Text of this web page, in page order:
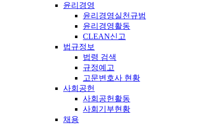
윤리경영
윤리경영실천규범
윤리경영활동
CLEAN신고
법규정보
법령 검색
규정예고
고문변호사 현황
사회공헌
사회공헌활동
사회기부현황
채용